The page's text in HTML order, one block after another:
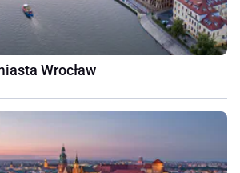
Wrocław